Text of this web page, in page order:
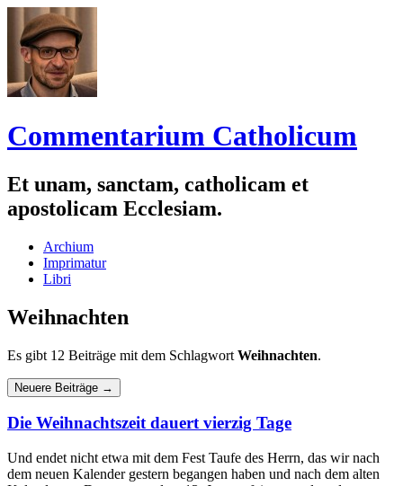
Commentarium Catholicum
Et unam, sanctam, catholicam et
apostolicam Ecclesiam.
Zum
Inhalt
springen
Archium
Imprimatur
Libri
Weihnachten
Es gibt 12 Beiträge mit dem Schlagwort Weihnachten.
Navigation
Neuere Beiträge →
Die Weihnachtszeit dauert vierzig Tage
Und endet nicht etwa mit dem Fest Taufe des Herrn, das wir nach
dem neuen Kalender gestern begangen haben und nach dem alten